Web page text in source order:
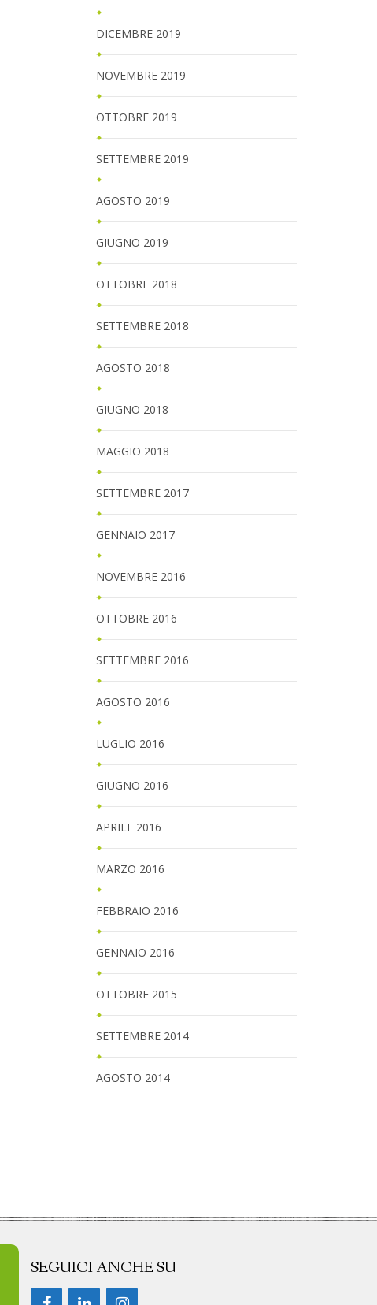
DICEMBRE 2019
NOVEMBRE 2019
OTTOBRE 2019
SETTEMBRE 2019
AGOSTO 2019
GIUGNO 2019
OTTOBRE 2018
SETTEMBRE 2018
AGOSTO 2018
GIUGNO 2018
MAGGIO 2018
SETTEMBRE 2017
GENNAIO 2017
NOVEMBRE 2016
OTTOBRE 2016
SETTEMBRE 2016
AGOSTO 2016
LUGLIO 2016
GIUGNO 2016
APRILE 2016
MARZO 2016
FEBBRAIO 2016
GENNAIO 2016
OTTOBRE 2015
SETTEMBRE 2014
AGOSTO 2014
SEGUICI ANCHE SU